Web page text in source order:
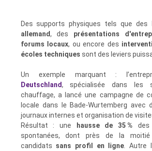
Des supports physiques tels que des
allemand, des présentations
forums locaux, ou encore des
écoles techniques sont des leviers
Un exemple marquant :
Deutschland, spécialisée dans les
chauffage, a lancé une campagne de
locale dans le Bade-Wurtemberg avec
journaux internes et organisation de
Résultat : une hausse de 35 % des
spontanées, dont près de la moitié
candidats sans profil en ligne . Autre